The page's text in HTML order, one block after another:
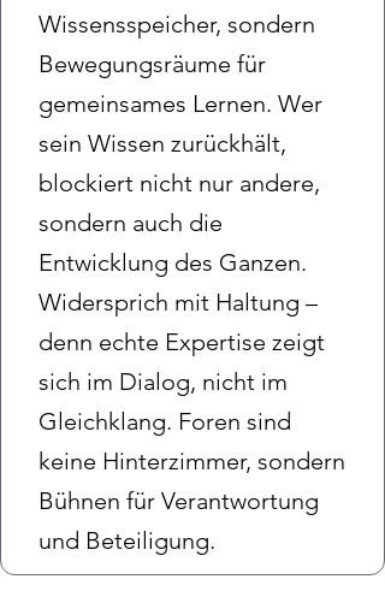
Wissensspeicher, sondern
Bewegungsräume für
gemeinsames Lernen. Wer
sein Wissen zurückhält,
blockiert nicht nur andere,
sondern auch die
Entwicklung des Ganzen.
Widersprich mit Haltung –
denn echte Expertise zeigt
sich im Dialog, nicht im
Gleichklang. Foren sind
keine Hinterzimmer, sondern
Bühnen für Verantwortung
und Beteiligung.